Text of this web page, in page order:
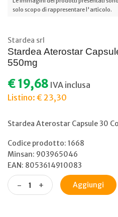
solo scopo di rappresentare l'articolo.
Stardea srl
Stardea Aterostar
550mg
€ 19,68 IVA inclusa
Listino: € 23,30
Stardea Aterostar Capsule 30
Codice prodotto: 1668
Minsan: 903965046
EAN: 8053614910083
- + Aggiungi